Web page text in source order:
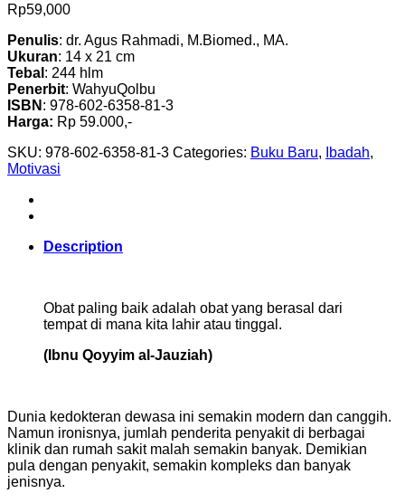
Rp59,000
Penulis: dr. Agus Rahmadi, M.Biomed., MA.
Ukuran: 14 x 21 cm
Tebal : 244 hlm
Penerbit: WahyuQolbu
ISBN : 978-602-6358-81-3
Harga: Rp 59.000,-
SKU: 978-602-6358-81-3 Categories: Buku Baru, Ibadah,
Motivasi
Description
Obat paling baik adalah obat yang berasal dari
tempat di mana kita lahir atau tinggal.
(Ibnu Qoyyim al-Jauziah)
Dunia kedokteran dewasa ini semakin modern dan canggih.
Namun ironisnya, jumlah penderita penyakit di berbagai
klinik dan rumah sakit malah semakin banyak. Demikian
pula dengan penyakit, semakin kompleks dan banyak
jenisnya.